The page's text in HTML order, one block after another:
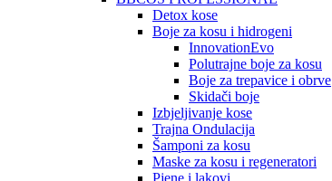
Detox kose
Boje za kosu i hidrogeni
InnovationEvo
Polutrajne boje za kosu
Boje za trepavice i obrve
Skidači boje
Izbjeljivanje kose
Trajna Ondulacija
Šamponi za kosu
Maske za kosu i regeneratori
Pjene i lakovi